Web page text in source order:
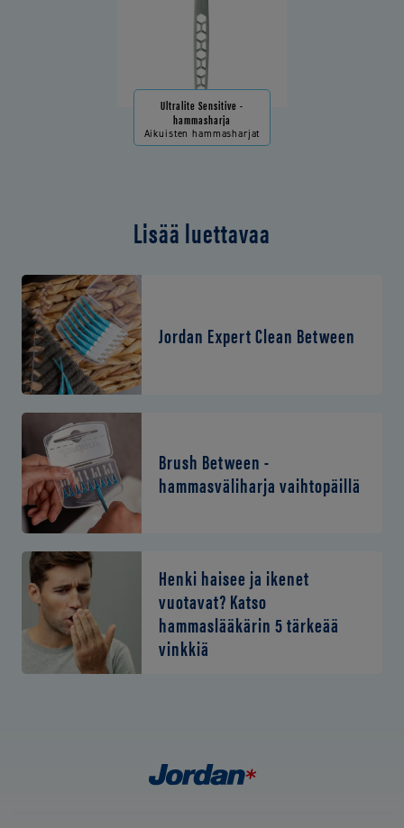
Ultralite Sensitive -
hammasharja
Aikuisten hammasharjat
Lisää luettavaa
Jordan Expert Clean Between
Brush Between -
hammasväliharja vaihtopäillä
Henki haisee ja ikenet
vuotavat? Katso
hammaslääkärin 5 tärkeää
vinkkiä